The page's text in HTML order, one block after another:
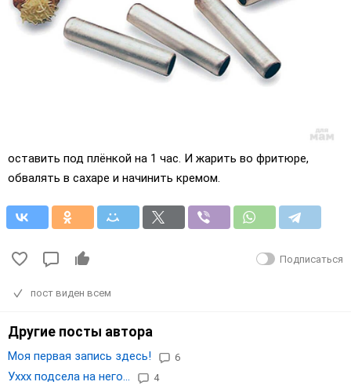
оставить под плёнкой на 1 час. И жарить во фритюре,
обвалять в сахаре и начинить кремом.
Подписаться
пост виден всем
Другие посты автора
Моя первая запись здесь! 6
Уххх подсела на него... 4